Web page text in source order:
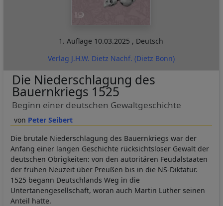
1. Auflage 10.03.2025 , Deutsch
Verlag J.H.W. Dietz Nachf. (Dietz Bonn)
Peter Seibert
Die Niederschlagung des
Bauernkriegs 1525
Beginn einer deutschen Gewaltgeschichte
Die brutale Niederschlagung des Bauernkriegs war der
Anfang einer langen Geschichte rücksichtsloser Gewalt der
deutschen Obrigkeiten: von den autoritären Feudalstaaten
der frühen Neuzeit über Preußen bis in die NS-Diktatur.
1525 begann Deutschlands Weg in die
Untertanengesellschaft, woran auch Martin Luther seinen
Anteil hatte.